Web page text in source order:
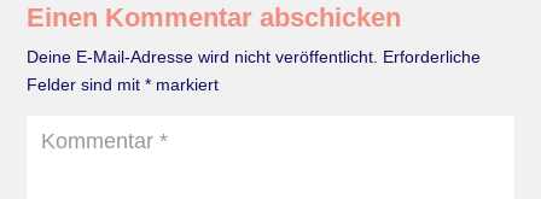
Einen Kommentar abschicken
Deine E-Mail-Adresse wird nicht veröffentlicht. Erforderliche
Felder sind mit* markiert